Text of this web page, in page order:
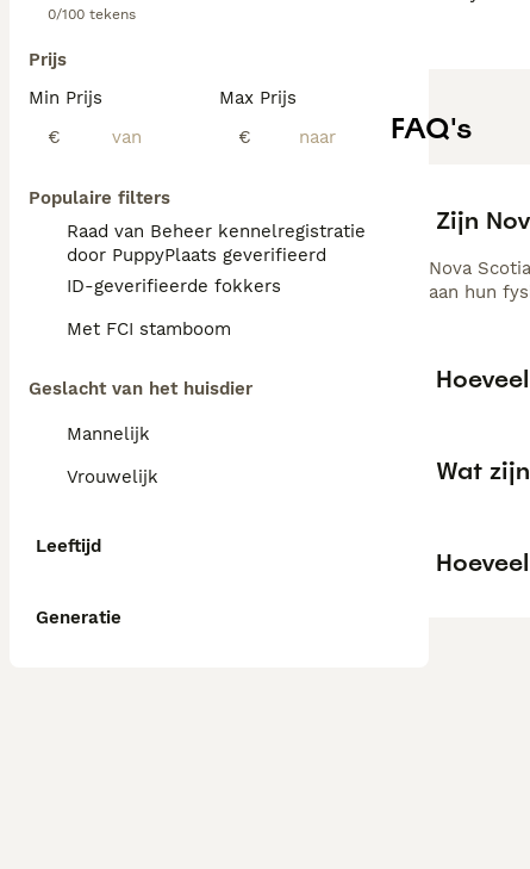
0/100 tekens
Prijs
Min Prijs
€
Max Prijs
€
Populaire filters
Raad van Beheer kennelregistratie
door PuppyPlaats geverifieerd
ID-geverifieerde fokkers
Met FCI stamboom
Geslacht van het huisdier
Mannelijk
Vrouwelijk
Leeftijd
Generatie
FAQ's
Zijn
Nova
aan hun
Wat